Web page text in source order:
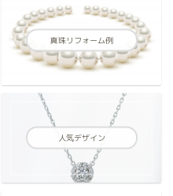
真珠リフォーム例
人気デザイン